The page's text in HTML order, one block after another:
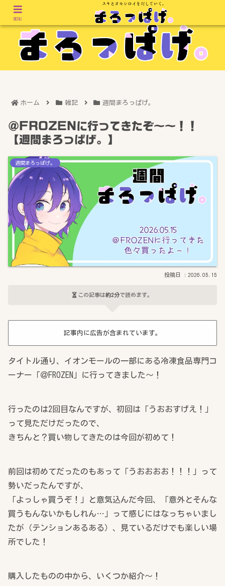
ホーム 雑記 週間まろっぱげ。
＠FROZENに行ってきたぞ～～！！
【週間まろっぱげ。】
週間まろっぱげ。
2026.05.15
この記事は約2分で読めます。
記事内に広告が含まれています。
タイトル通り、イオンモールの一部にある冷凍食品専門コ
ーナー「＠FROZEN」に行ってきました～！
行ったのは2回目なんですが、初回は「うおおすげえ！」
って見ただけだったので、
きちんと？買い物してきたのは今回が初めて！
前回は初めてだったのもあって「うおおおお！！！」って
勢いだったんですが、
「よっしゃ買うぞ！」と意気込んだ今回、「意外とそんな
買うもんないかもしれん…」って感じにはなっちゃいまし
たが（テンションあるある）、見ているだけでも楽しい場
所でした！
購入したものの中から、いくつか紹介～！
MENU